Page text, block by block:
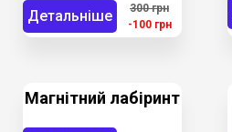
Детальніше
300 грн
-100 грн
Магнітний лабіринт